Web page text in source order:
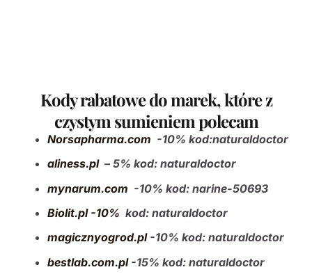
Kody rabatowe do marek, które z
czystym sumieniem polecam
Norsapharma.com -10% kod:naturaldoctor
aliness.pl– 5% kod: naturaldoctor
mynarum.com -10% kod: narine-50693
Biolit.pl -10% kod: naturaldoctor
magicznyogrod.pl-10% kod: naturaldoctor
bestlab.com.pl-15% kod: naturaldoctor